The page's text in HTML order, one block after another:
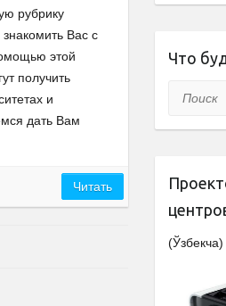
рубрику
Вас с
этой
получить
и
дать Вам
Читать
Что
Поиск
(Ўзбекча)